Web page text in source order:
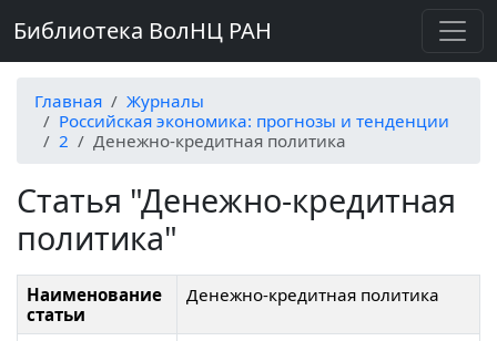
Библиотека ВолНЦ РАН
Главная
Журналы
Российская экономика: прогнозы и тенденции
2
Денежно-кредитная политика
Статья "Денежно-кредитная
политика"
Наименование
статьи
Денежно-кредитная политика